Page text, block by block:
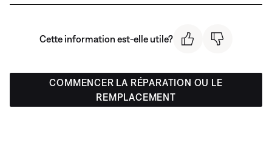
Cette information est-elle utile?
COMMENCER LA RÉPARATION OU LE
REMPLACEMENT